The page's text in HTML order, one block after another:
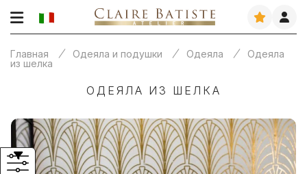
Главная Одеяла и подушки Одеяла
Одеяла
из шелка
ОДЕЯЛА ИЗ ШЕЛКА